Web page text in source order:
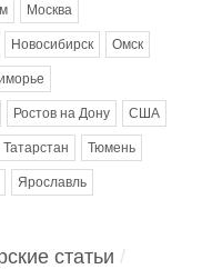
Москва
Новосибирск Омск
Ростов на Дону США
Татарстан Тюмень
Ярославль
статьи